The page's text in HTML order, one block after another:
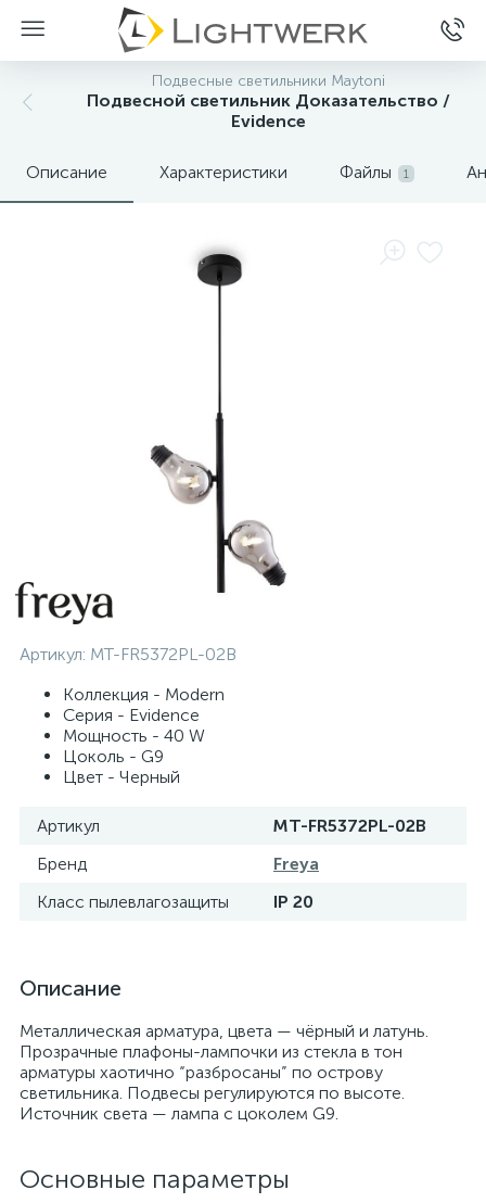
Подвесные светильники Maytoni
Подвесной светильник Доказательство /
Evidence
Описание Характеристики Файлы 1
Артикул: MT-FR5372PL-02B
Коллекция - Modern
Серия - Evidence
Мощность - 40 W
Цоколь - G9
Цвет - Черный
Артикул
MT-FR5372PL-02B
Бренд
Freya
Класс пылевлагозащиты
IP 20
Описание
Металлическая арматура, цвета — чёрный и латунь.
Прозрачные плафоны-лампочки из стекла в тон
арматуры хаотично “разбросаны” по острову
светильника. Подвесы регулируются по высоте.
Источник света — лампа с цоколем G9.
Основные параметры